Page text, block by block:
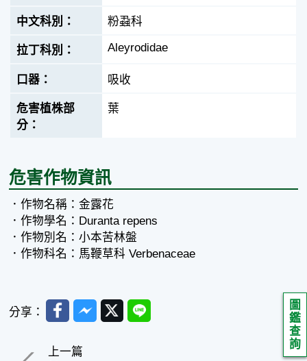
圖
鑑
查
詢
粉蝨科
Aleyrodidae
吸收
葉
危害作物資訊
．作物名稱：金露花
．作物學名：Duranta repens
．作物別名：小本苦林盤
．作物科名：馬鞭草科 Verbenaceae
分享： FacebookMessenger
TwitterLine
上一篇